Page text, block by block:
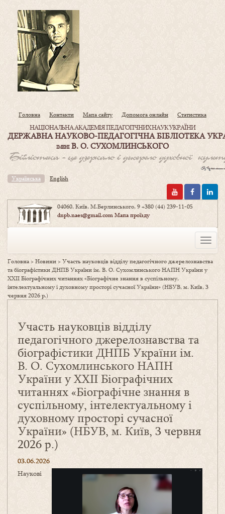
Головна Контакти Мапа сайту Допомога онлайн Статистика
НАЦІОНАЛЬНА АКАДЕМІЯ ПЕДАГОГІЧНИХ НАУК УКРАЇНИ
ДЕРЖАВНА НАУКОВО-ПЕДАГОГІЧНА БІБЛІОТЕКА
ІМЕНІВ. О. СУХОМЛИНСЬКОГО
Українська English
04060, Київ, М.Берлинського, 9+380 (44) 239-11-05
dnpb.naes@gmail.comМапа проїзду
Toggle
Головна >Новини >Участь науковців відділу педагогічного джерелознавства
та біографістики ДНПБ України ім. В. О. Сухомлинського НАПН України у
ХХІІ Біографічних читаннях «Біографічне знання в суспільному,
інтелектуальному і духовному просторі сучасної України» (НБУВ, м. Київ, 3
червня 2026 р.)
Участь науковців відділу
педагогічного джерелознавства та
біографістики ДНПБ України ім.
В. О. Сухомлинського НАПН
України у ХХІІ Біографічних
читаннях «Біографічне знання в
суспільному, інтелектуальному і
духовному просторі сучасної
України» (НБУВ, м. Київ, 3 червня
2026 р.)
03.06.2026
Наукові